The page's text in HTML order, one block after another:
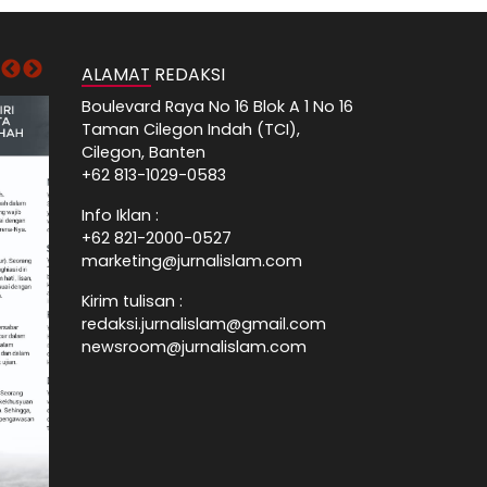
ALAMAT REDAKSI
Boulevard Raya No 16 Blok A 1 No 16
Taman Cilegon Indah (TCI),
Cilegon, Banten
+62 813-1029-0583
Info Iklan :
+62 821-2000-0527
marketing@jurnalislam.com
Kirim tulisan :
redaksi.jurnalislam@gmail.com
newsroom@jurnalislam.com